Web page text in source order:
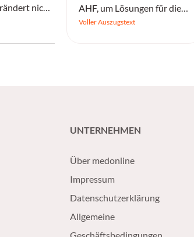
nicht
AHF, um Lösungen für die
drängenden
Voller Auszugstext
UNTERNEHMEN
Über medonline
Impressum
Datenschutzerklärung
Allgemeine